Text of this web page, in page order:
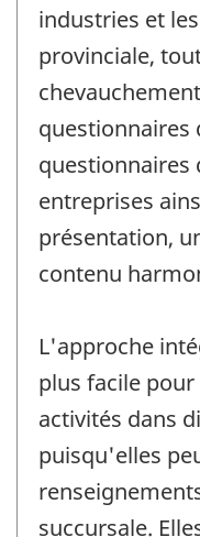
industries et
provinciale,
questionnaires
questionnaires
entreprises
présentation,
contenu
L'approche
plus facile
activités dans
puisqu'elles
succursale.